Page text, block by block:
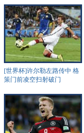
[世界杯]许尔勒左路传中 格
策门前凌空扫射破门